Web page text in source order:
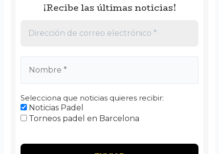
¡Recibe las últimas noticias!
Selecciona que noticias quieres recibir:
Noticias Padel
Torneos padel en Barcelona